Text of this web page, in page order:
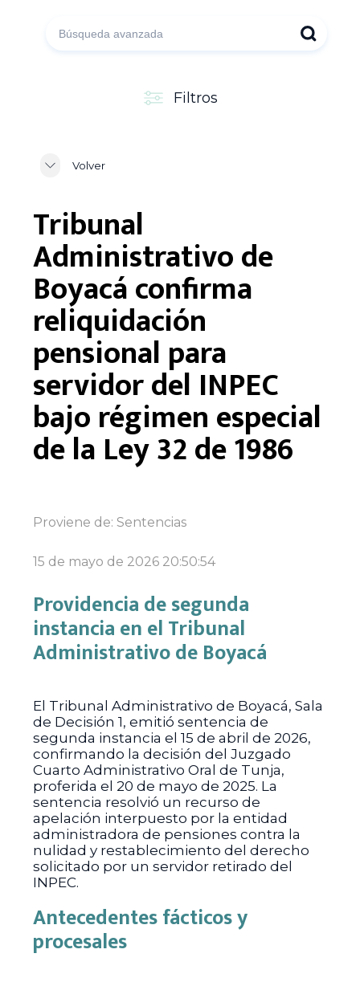
Filtros
Volver
Tribunal
Administrativo de
Boyacá confirma
reliquidación
pensional para
servidor del INPEC
bajo régimen especial
de la Ley 32 de 1986
Proviene de: Sentencias
15 de mayo de 2026 20:50:54
Providencia de segunda
instancia en el Tribunal
Administrativo de Boyacá
El Tribunal Administrativo de Boyacá, Sala
de Decisión 1, emitió sentencia de
segunda instancia el 15 de abril de 2026,
confirmando la decisión del Juzgado
Cuarto Administrativo Oral de Tunja,
proferida el 20 de mayo de 2025. La
sentencia resolvió un recurso de
apelación interpuesto por la entidad
administradora de pensiones contra la
nulidad y restablecimiento del derecho
solicitado por un servidor retirado del
INPEC.
Antecedentes fácticos y
procesales